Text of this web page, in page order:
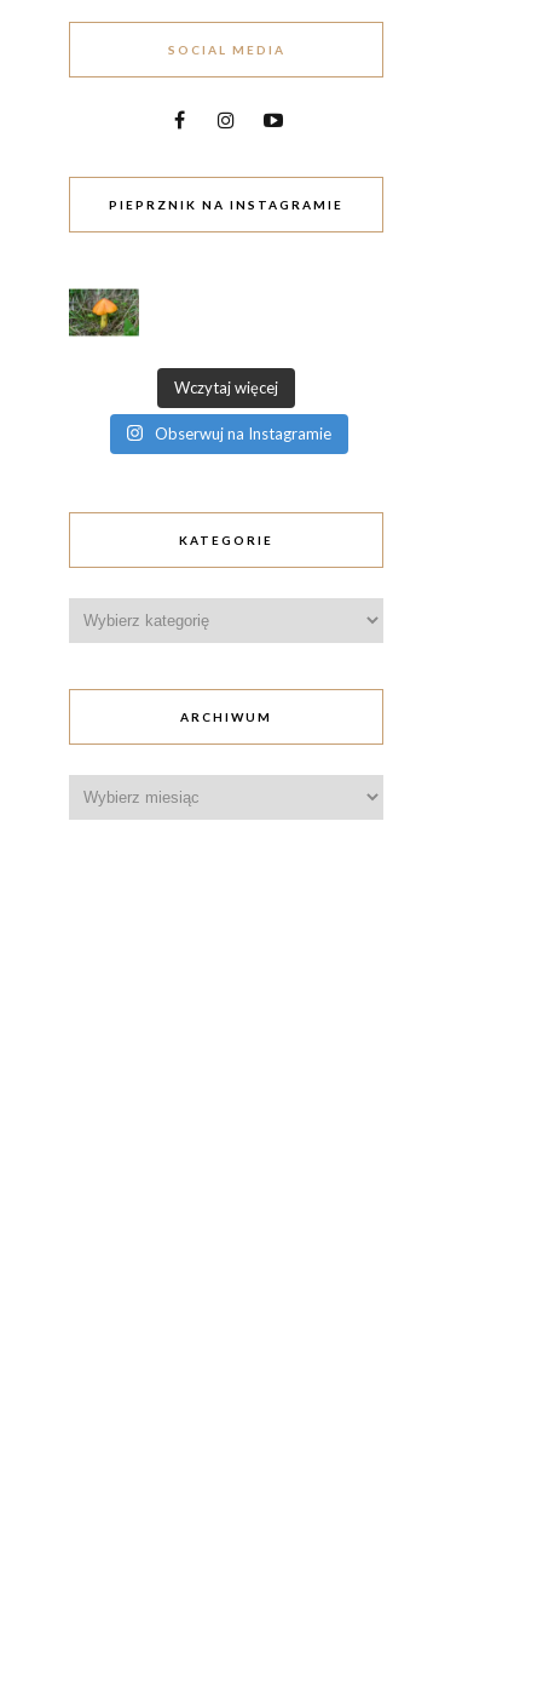
SOCIAL MEDIA
PIEPRZNIK NA INSTAGRAMIE
Wczytaj więcej
Obserwuj na Instagramie
KATEGORIE
ARCHIWUM